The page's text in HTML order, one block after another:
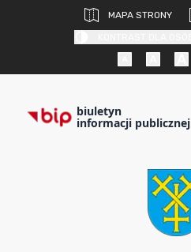
MAPA STRONY
biuletyn
informacji publicznej